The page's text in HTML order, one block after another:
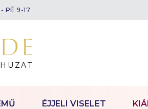
- PÉ 9-17
ÉJJELI VISELET